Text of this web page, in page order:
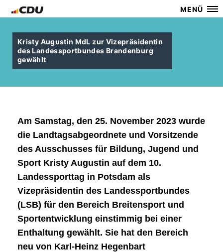
MENÜ
Kristy Augustin MdL zur Vizepräsidentin
des Landessportbundes Brandenburg
gewählt
Am Samstag, den 25. November 2023 wurde
die Landtagsabgeordnete und Vorsitzende
des Ausschusses für Bildung, Jugend und
Sport Kristy Augustin auf dem 10.
Landessporttag in Potsdam als
Vizepräsidentin des Landessportbundes
(LSB) für den Bereich Breitensport und
Sportentwicklung einstimmig bei einer
Enthaltung gewählt. Sie hat den Bereich
neu von Karl-Heinz Hegenbart